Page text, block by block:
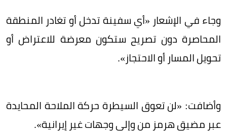
وجاء في الإشعار «أي سفينة تدخل أو تغادر المنطقة
المحاصرة دون تصريح ستكون معرضة للاعتراض أو
تحويل المسار أو الاحتجاز».
وأضافت: «لن تعوق السيطرة حركة الملاحة المحايدة
عبر مضيق هرمز من وإلى وجهات غير إيرانية».